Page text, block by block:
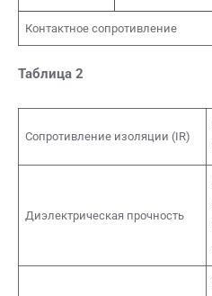
Контактное сопротивление
Таблица 2
Сопротивление изоляции (IR)
Диэлектрическая прочность